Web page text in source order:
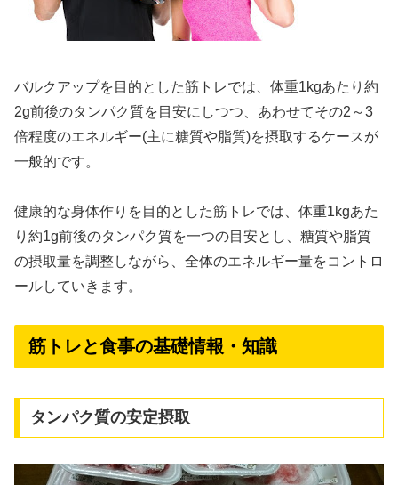
バルクアップを目的とした筋トレでは、体重1kgあたり約
2g前後のタンパク質を目安にしつつ、あわせてその2～3
倍程度のエネルギー(主に糖質や脂質)を摂取するケースが
一般的です。
健康的な身体作りを目的とした筋トレでは、体重1kgあた
り約1g前後のタンパク質を一つの目安とし、糖質や脂質
の摂取量を調整しながら、全体のエネルギー量をコントロ
ールしていきます。
筋トレと食事の基礎情報・知識
タンパク質の安定摂取